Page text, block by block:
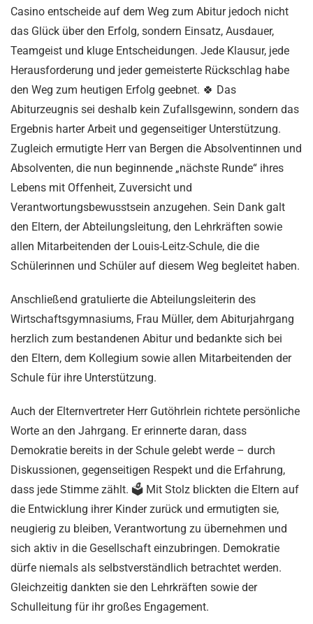
Casino entscheide auf dem Weg zum Abitur jedoch nicht
das Glück über den Erfolg, sondern Einsatz, Ausdauer,
Teamgeist und kluge Entscheidungen. Jede Klausur, jede
Herausforderung und jeder gemeisterte Rückschlag habe
den Weg zum heutigen Erfolg geebnet. 🍀 Das
Abiturzeugnis sei deshalb kein Zufallsgewinn, sondern das
Ergebnis harter Arbeit und gegenseitiger Unterstützung.
Zugleich ermutigte Herr van Bergen die Absolventinnen und
Absolventen, die nun beginnende „nächste Runde“ ihres
Lebens mit Offenheit, Zuversicht und
Verantwortungsbewusstsein anzugehen. Sein Dank galt
den Eltern, der Abteilungsleitung, den Lehrkräften sowie
allen Mitarbeitenden der Louis-Leitz-Schule, die die
Schülerinnen und Schüler auf diesem Weg begleitet haben.
Anschließend gratulierte die Abteilungsleiterin des
Wirtschaftsgymnasiums, Frau Müller, dem Abiturjahrgang
herzlich zum bestandenen Abitur und bedankte sich bei
den Eltern, dem Kollegium sowie allen Mitarbeitenden der
Schule für ihre Unterstützung.
Auch der Elternvertreter Herr Gutöhrlein richtete persönliche
Worte an den Jahrgang. Er erinnerte daran, dass
Demokratie bereits in der Schule gelebt werde – durch
Diskussionen, gegenseitigen Respekt und die Erfahrung,
dass jede Stimme zählt. 🗳️ Mit Stolz blickten die Eltern auf
die Entwicklung ihrer Kinder zurück und ermutigten sie,
neugierig zu bleiben, Verantwortung zu übernehmen und
sich aktiv in die Gesellschaft einzubringen. Demokratie
dürfe niemals als selbstverständlich betrachtet werden.
Gleichzeitig dankten sie den Lehrkräften sowie der
Schulleitung für ihr großes Engagement.